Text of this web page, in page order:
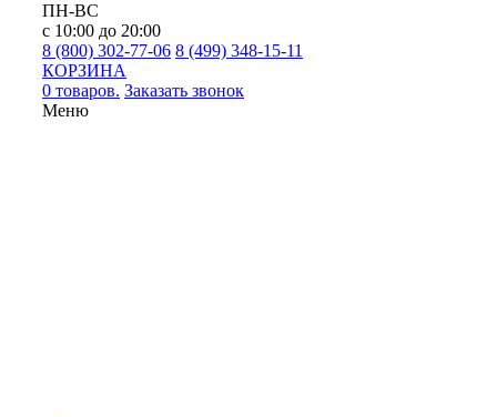
ПН-ВС
с 10:00 до 20:00
8 (800) 302-77-06 8 (499) 348-15-11
КОРЗИНА
0 товаров. Заказать звонок
Меню